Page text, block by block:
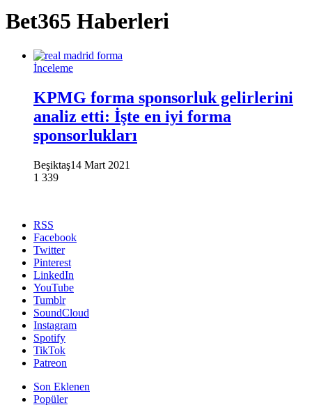
Bet365 Haberleri
İnceleme
KPMG forma sponsorluk gelirlerini
analiz etti: İşte en iyi forma
sponsorlukları
Beşiktaş14 Mart 2021
1 339
RSS
Facebook
Twitter
Pinterest
LinkedIn
YouTube
Tumblr
SoundCloud
Instagram
Spotify
TikTok
Patreon
Son Eklenen
Popüler